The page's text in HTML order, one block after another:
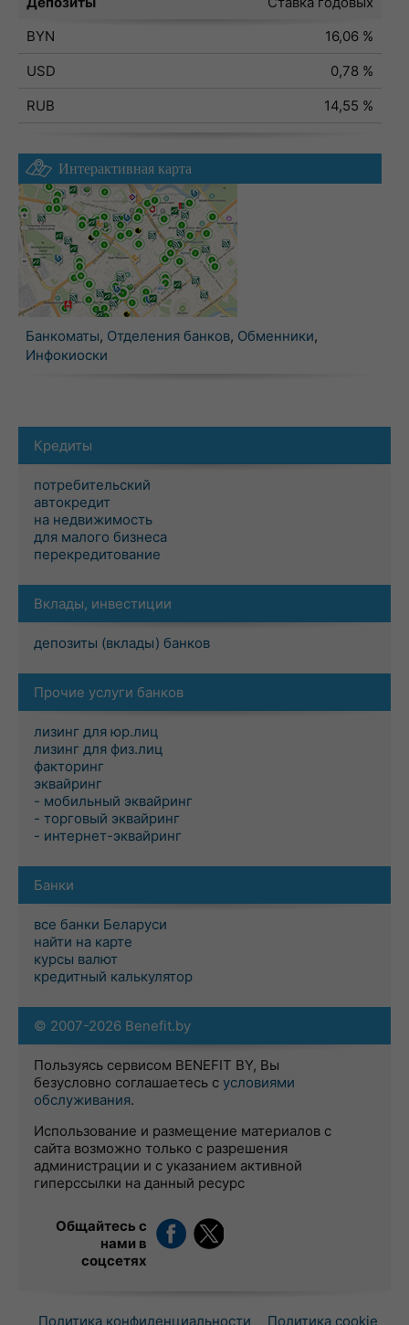
BYN
16,06 %
USD
0,78 %
RUB
14,55 %
Интерактивная карта
Банкоматы, Отделения банков, Обменники,
Инфокиоски
Кредиты
потребительский
автокредит
на недвижимость
для малого бизнеса
перекредитование
Вклады, инвестиции
депозиты (вклады) банков
Прочие услуги банков
лизинг для юр.лиц
лизинг для физ.лиц
факторинг
эквайринг
- мобильный эквайринг
- торговый эквайринг
- интернет-эквайринг
Банки
все банки Беларуси
найти на карте
курсы валют
кредитный калькулятор
© 2007-2026 Benefit.by
Пользуясь сервисом BENEFIT BY, Вы
безусловно соглашаетесь с условиями
обслуживания.
Использование и размещение материалов с
сайта возможно только с разрешения
администрации и с указанием активной
гиперссылки на данный ресурс
Общайтесь с
нами в
соцсетях
Политика конфиденциальности Политика cookie